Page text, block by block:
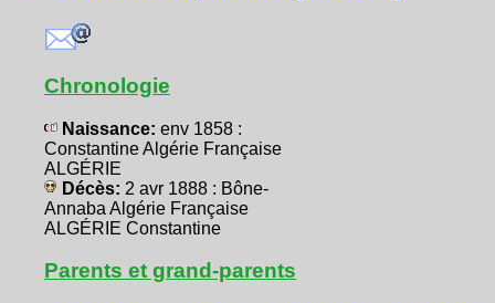
Chronologie
Naissance: env 1858 :
Constantine Algérie Française
ALGÉRIE
Décès: 2 avr 1888 : Bône-
Annaba Algérie Française
ALGÉRIE Constantine
Parents et grand-parents